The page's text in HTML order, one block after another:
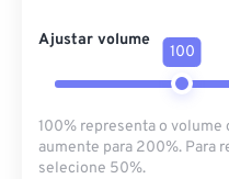
Ajustar volume
100
100% representa o volume
aumente para 200%. Para
selecione 50%.